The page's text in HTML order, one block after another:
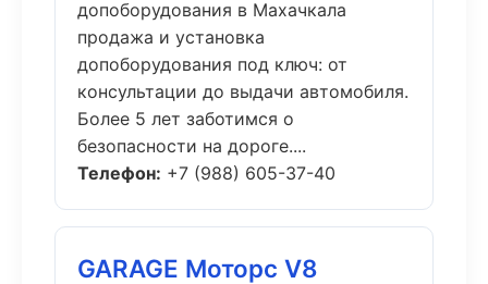
допоборудования в Махачкала
продажа и установка
допоборудования под ключ: от
консультации до выдачи автомобиля.
Более 5 лет заботимся о
безопасности на дороге....
Телефон: +7 (988) 605-37-40
GARAGE Моторс V8